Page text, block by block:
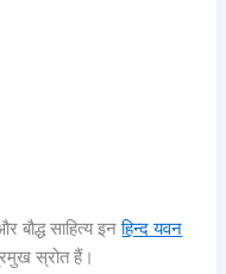
बौद्ध साहित्य इनहिन्द यवन
स्रोत हैं।